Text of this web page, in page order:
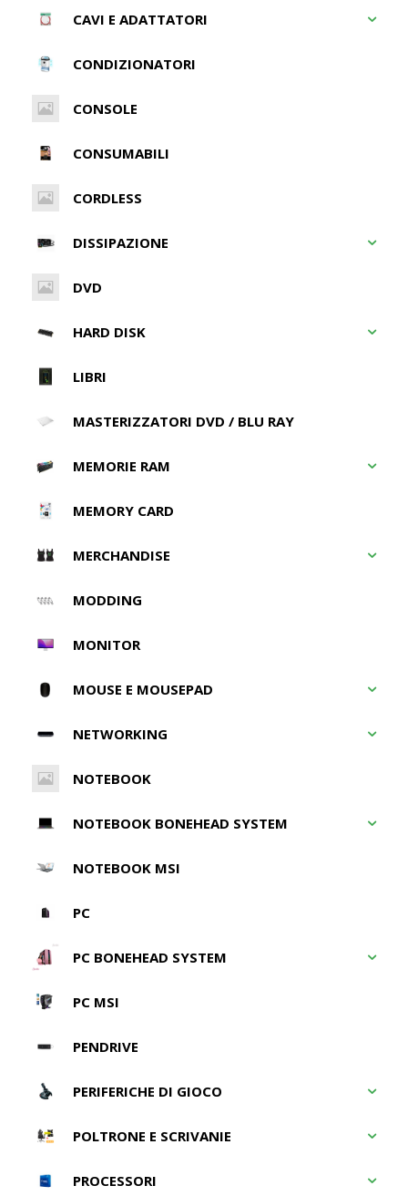
CAVI E ADATTATORI
CONDIZIONATORI
CONSOLE
CONSUMABILI
CORDLESS
DISSIPAZIONE
DVD
HARD DISK
LIBRI
MASTERIZZATORI DVD / BLU RAY
MEMORIE RAM
MEMORY CARD
MERCHANDISE
MODDING
MONITOR
MOUSE E MOUSEPAD
NETWORKING
NOTEBOOK
NOTEBOOK BONEHEAD SYSTEM
NOTEBOOK MSI
PC
PC BONEHEAD SYSTEM
PC MSI
PENDRIVE
PERIFERICHE DI GIOCO
POLTRONE E SCRIVANIE
PROCESSORI